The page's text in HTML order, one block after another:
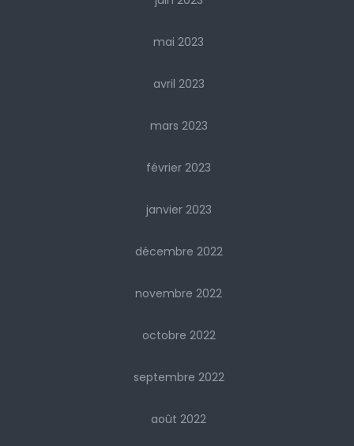
mai 2023
avril 2023
mars 2023
février 2023
janvier 2023
décembre 2022
novembre 2022
octobre 2022
septembre 2022
août 2022